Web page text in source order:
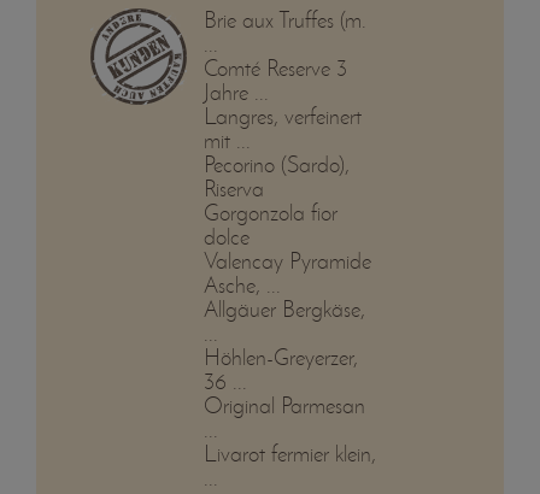
Brie aux Truffes (m.
...
Comté Reserve 3
Jahre ...
Langres, verfeinert
mit ...
Pecorino (Sardo),
Riserva
Gorgonzola fior
dolce
Valencay Pyramide
Asche, ...
Allgäuer Bergkäse,
...
Höhlen-Greyerzer,
36 ...
Original Parmesan
...
Livarot fermier klein,
...